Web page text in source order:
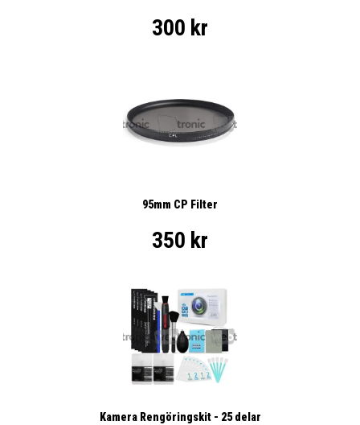
300 kr
95mm CP Filter
350 kr
Kamera Rengöringskit - 25 delar